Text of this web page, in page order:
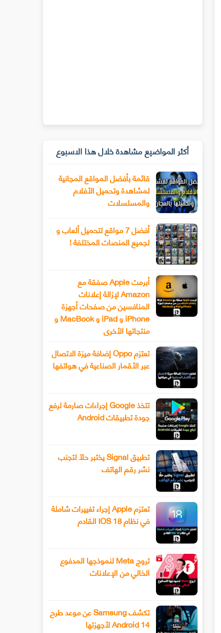
أكثر المواضيع مشاهدة خلال هذا الاسبوع
قائمة بأفضل المواقع المجانية
لمشاهدة وتحميل الأفلام
والمسلسلات
أفضل 7 مواقع لتحميل ألعاب و
لجميع المنصات المختلفة !
أبرمت Apple صفقة مع
Amazon لإزالة إعلانات
المنافسين من صفحات أجهزة
iPhone و iPad و MacBook و
منتجاتها الأخرى
تعتزم Oppo إضافة ميزة الاتصال
عبر الأقمار الصناعية في هواتفها
تتخذ Google إجراءات صارمة لرفع
جودة تطبيقات Android
تطبيق Signal يختبر حلًا لتجنب
نشر رقم الهاتف
تعتزم Apple إجراء تغييرات شاملة
في نظام IOS 18 القادم
تروج Meta لنموذجها المدفوع
الخالي من الإعلانات
تكشف Samsung عن موعد طرح
Android 14 لأجهزتها